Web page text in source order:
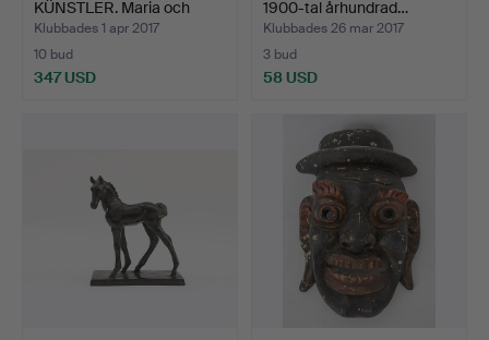
KÜNSTLER. Maria och
Jesus, sku…
Klubbades 1 apr 2017
10 bud
347 USD
1900-tal århundrad…
Klubbades 26 mar 2017
3 bud
58 USD